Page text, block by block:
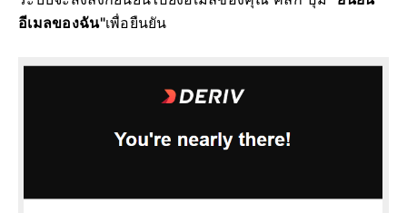
อีเมลของฉัน"เพื่อยืนยัน